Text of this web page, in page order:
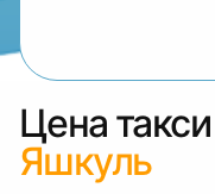
Цена такси
Яшкуль